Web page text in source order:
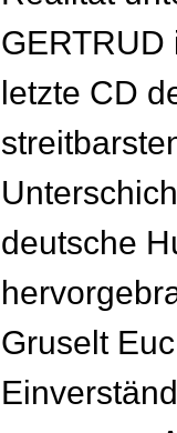
GERTRUD
letzte CD
deutsche
Gruselt